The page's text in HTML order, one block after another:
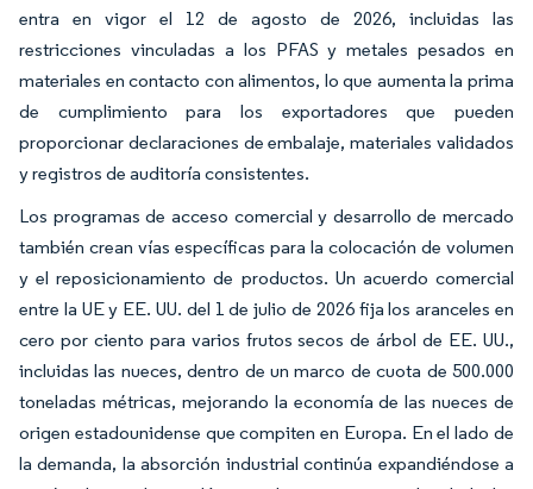
entra en vigor el 12 de agosto de 2026, incluidas las
restricciones vinculadas a los PFAS y metales pesados en
materiales en contacto con alimentos, lo que aumenta la prima
de cumplimiento para los exportadores que pueden
proporcionar declaraciones de embalaje, materiales validados
y registros de auditoría consistentes.
Los programas de acceso comercial y desarrollo de mercado
también crean vías específicas para la colocación de volumen
y el reposicionamiento de productos. Un acuerdo comercial
entre la UE y EE. UU. del 1 de julio de 2026 fija los aranceles en
cero por ciento para varios frutos secos de árbol de EE. UU.,
incluidas las nueces, dentro de un marco de cuota de 500.000
toneladas métricas, mejorando la economía de las nueces de
origen estadounidense que compiten en Europa. En el lado de
la demanda, la absorción industrial continúa expandiéndose a